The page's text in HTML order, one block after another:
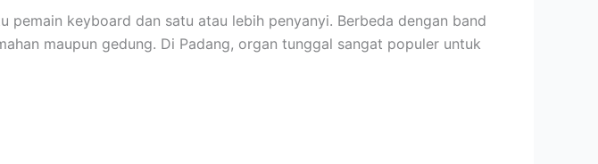
pemain keyboard dan satu atau lebih penyanyi. Berbeda dengan band
maupun gedung. Di Padang, organ tunggal sangat populer untuk